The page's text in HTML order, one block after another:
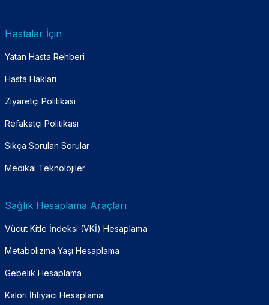
Hastalar İçin
Yatan Hasta Rehberi
Hasta Hakları
Ziyaretçi Politikası
Refakatçi Politikası
Sıkça Sorulan Sorular
Medikal Teknolojiler
Sağlık Hesaplama Araçları
Vücut Kitle İndeksi (VKİ) Hesaplama
Metabolizma Yaşı Hesaplama
Gebelik Hesaplama
Kalori İhtiyacı Hesaplama